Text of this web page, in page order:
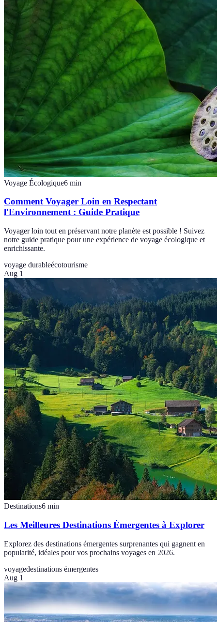
Voyage Écologique6 min
Comment Voyager Loin en Respectant
l'Environnement : Guide Pratique
Voyager loin tout en préservant notre planète est possible ! Suivez
notre guide pratique pour une expérience de voyage écologique et
enrichissante.
voyage durableécotourisme
Aug 1
Destinations6 min
Les Meilleures Destinations Émergentes à Explorer
Explorez des destinations émergentes surprenantes qui gagnent en
popularité, idéales pour vos prochains voyages en 2026.
voyagedestinations émergentes
Aug 1